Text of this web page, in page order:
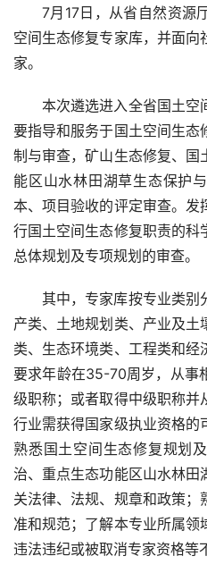
7月17日，从省自然资源
空间生态修复专家库，并面
家。
本次遴选进入全省国土空
要指导和服务于国土空间生态
制与审查，矿山生态修复、国
能区山水林田湖草生态保护
本、项目验收的评定审查。发
行国土空间生态修复职责的科
总体规划及专项规划的审查。
其中，专家库按专业类别
产类、土地规划类、产业及
类、生态环境类、工程类和
要求年龄在35-70周岁，从事
级职称；或者取得中级职称并
行业需获得国家级执业资格的
熟悉国土空间生态修复规划
治、重点生态功能区山水林
关法律、法规、规章和政策
准和规范；了解本专业所属
违法违纪或被取消专家资格等